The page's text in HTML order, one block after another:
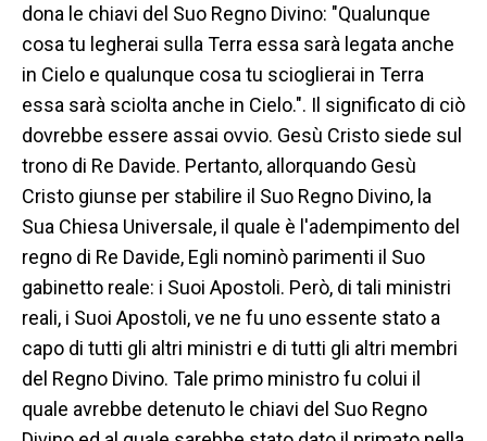
dona le chiavi del Suo Regno Divino: "Qualunque
cosa tu legherai sulla Terra essa sarà legata anche
in Cielo e qualunque cosa tu scioglierai in Terra
essa sarà sciolta anche in Cielo.". Il significato di ciò
dovrebbe essere assai ovvio. Gesù Cristo siede sul
trono di Re Davide. Pertanto, allorquando Gesù
Cristo giunse per stabilire il Suo Regno Divino, la
Sua Chiesa Universale, il quale è l'adempimento del
regno di Re Davide, Egli nominò parimenti il Suo
gabinetto reale: i Suoi Apostoli. Però, di tali ministri
reali, i Suoi Apostoli, ve ne fu uno essente stato a
capo di tutti gli altri ministri e di tutti gli altri membri
del Regno Divino. Tale primo ministro fu colui il
quale avrebbe detenuto le chiavi del Suo Regno